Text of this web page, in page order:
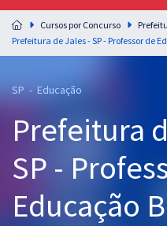
Preparação completa e intensiva
residências em saúde do Brasil
Cursos 20% OFF
Pós
Graduação
Cursos por Concurso
Prefeitura de Jales - SP - Professor de
SP - Educação
Prefeitura
SP -
Educação